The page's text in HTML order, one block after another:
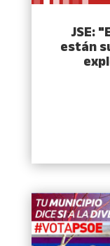
JSE:
están